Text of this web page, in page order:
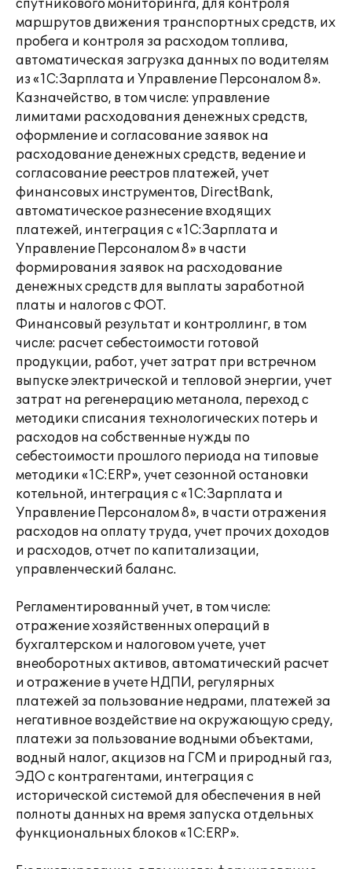
спутникового мониторинга, для контроля
маршрутов движения транспортных средств, их
пробега и контроля за расходом топлива,
автоматическая загрузка данных по водителям
из «1С:Зарплата и Управление Персоналом 8».
Казначейство, в том числе: управление
лимитами расходования денежных средств,
оформление и согласование заявок на
расходование денежных средств, ведение и
согласование реестров платежей, учет
финансовых инструментов, DirectBank,
автоматическое разнесение входящих
платежей, интеграция с «1С:Зарплата и
Управление Персоналом 8» в части
формирования заявок на расходование
денежных средств для выплаты заработной
платы и налогов с ФОТ.
Финансовый результат и контроллинг, в том
числе: расчет себестоимости готовой
продукции, работ, учет затрат при встречном
выпуске электрической и тепловой энергии, учет
затрат на регенерацию метанола, переход с
методики списания технологических потерь и
расходов на собственные нужды по
себестоимости прошлого периода на типовые
методики «1С:ERP», учет сезонной остановки
котельной, интеграция с «1С:Зарплата и
Управление Персоналом 8», в части отражения
расходов на оплату труда, учет прочих доходов
и расходов, отчет по капитализации,
управленческий баланс.
Регламентированный учет, в том числе:
отражение хозяйственных операций в
бухгалтерском и налоговом учете, учет
внеоборотных активов, автоматический расчет
и отражение в учете НДПИ, регулярных
платежей за пользование недрами, платежей за
негативное воздействие на окружающую среду,
платежи за пользование водными объектами,
водный налог, акцизов на ГСМ и природный газ,
ЭДО с контрагентами, интеграция с
исторической системой для обеспечения в ней
полноты данных на время запуска отдельных
функциональных блоков «1С:ERP».